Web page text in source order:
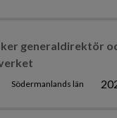
generaldirektör
Södermanlands län